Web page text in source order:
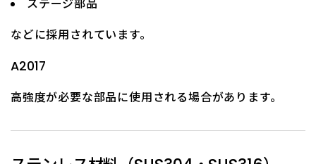
ステージ部品
などに採用されています。
A2017
高強度が必要な部品に使用される場合があります。